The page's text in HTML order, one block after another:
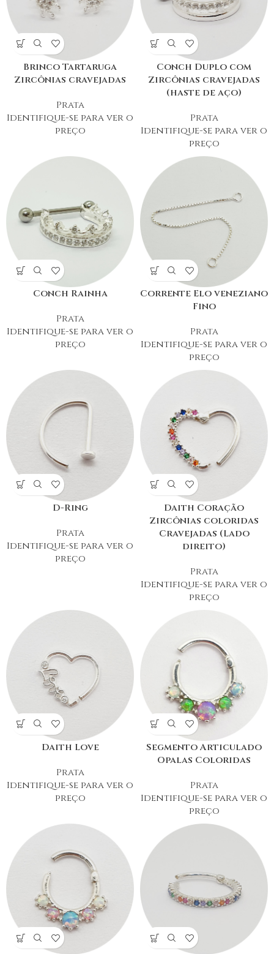
Brinco Tartaruga
Zircônias cravejadas
Prata
Identifique-se para ver o
preço
Conch Duplo com
Zircônias cravejadas
(haste de aço)
Prata
Identifique-se para ver o
preço
Conch Rainha
Prata
Identifique-se para ver o
preço
Corrente Elo veneziano
Fino
Prata
Identifique-se para ver o
preço
D-Ring
Prata
Identifique-se para ver o
preço
Daith Coração
Zircônias coloridas
Cravejadas (Lado
direito)
Prata
Identifique-se para ver o
preço
Daith Love
Prata
Identifique-se para ver o
preço
Segmento Articulado
Opalas Coloridas
Prata
Identifique-se para ver o
preço